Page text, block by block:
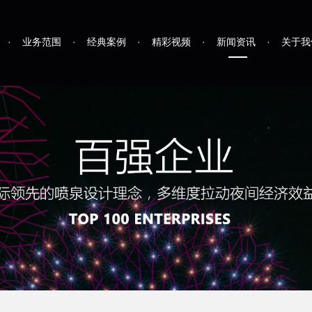
· 业务范围 · 经典案例 · 精彩视频 · 新闻资讯 · 关于